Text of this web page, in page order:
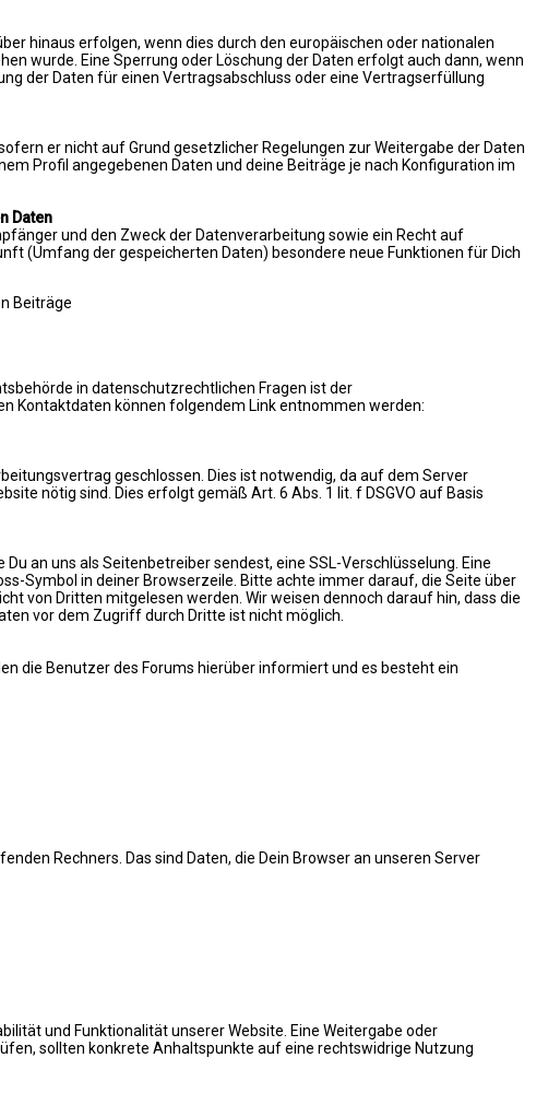
hinaus erfolgen, wenn dies durch den europäischen oder nationalen
wurde. Eine Sperrung oder Löschung der Daten erfolgt auch dann, wenn
der Daten für einen Vertragsabschluss oder eine Vertragserfüllung
er nicht auf Grund gesetzlicher Regelungen zur Weitergabe der Daten
Profil angegebenen Daten und deine Beiträge je nach Konfiguration im
Daten
und den Zweck der Datenverarbeitung sowie ein Recht auf
(Umfang der gespeicherten Daten) besondere neue Funktionen für Dich
Beiträge
in datenschutzrechtlichen Fragen ist der
Kontaktdaten können folgendem Link entnommen werden:
geschlossen. Dies ist notwendig, da auf dem Server
nötig sind. Dies erfolgt gemäß Art. 6 Abs. 1 lit. f DSGVO auf Basis
an uns als Seitenbetreiber sendest, eine SSL-Verschlüsselung. Eine
Symbol in deiner Browserzeile. Bitte achte immer darauf, die Seite über
von Dritten mitgelesen werden. Wir weisen dennoch darauf hin, dass die
vor dem Zugriff durch Dritte ist nicht möglich.
die Benutzer des Forums hierüber informiert und es besteht ein
Rechners. Das sind Daten, die Dein Browser an unseren Server
und Funktionalität unserer Website. Eine Weitergabe oder
sollten konkrete Anhaltspunkte auf eine rechtswidrige Nutzung